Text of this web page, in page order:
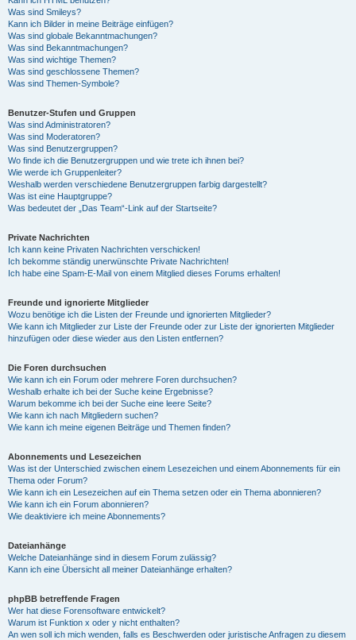
Was sind Smileys?
Kann ich Bilder in meine Beiträge einfügen?
Was sind globale Bekanntmachungen?
Was sind Bekanntmachungen?
Was sind wichtige Themen?
Was sind geschlossene Themen?
Was sind Themen-Symbole?
Benutzer-Stufen und Gruppen
Was sind Administratoren?
Was sind Moderatoren?
Was sind Benutzergruppen?
Wo finde ich die Benutzergruppen und wie trete ich ihnen bei?
Wie werde ich Gruppenleiter?
Weshalb werden verschiedene Benutzergruppen farbig dargestellt?
Was ist eine Hauptgruppe?
Was bedeutet der „Das Team“-Link auf der Startseite?
Private Nachrichten
Ich kann keine Privaten Nachrichten verschicken!
Ich bekomme ständig unerwünschte Private Nachrichten!
Ich habe eine Spam-E-Mail von einem Mitglied dieses Forums erhalten!
Freunde und ignorierte Mitglieder
Wozu benötige ich die Listen der Freunde und ignorierten Mitglieder?
Wie kann ich Mitglieder zur Liste der Freunde oder zur Liste der ignorierten Mitglieder
hinzufügen oder diese wieder aus den Listen entfernen?
Die Foren durchsuchen
Wie kann ich ein Forum oder mehrere Foren durchsuchen?
Weshalb erhalte ich bei der Suche keine Ergebnisse?
Warum bekomme ich bei der Suche eine leere Seite?
Wie kann ich nach Mitgliedern suchen?
Wie kann ich meine eigenen Beiträge und Themen finden?
Abonnements und Lesezeichen
Was ist der Unterschied zwischen einem Lesezeichen und einem Abonnements für ein
Thema oder Forum?
Wie kann ich ein Lesezeichen auf ein Thema setzen oder ein Thema abonnieren?
Wie kann ich ein Forum abonnieren?
Wie deaktiviere ich meine Abonnements?
Dateianhänge
Welche Dateianhänge sind in diesem Forum zulässig?
Kann ich eine Übersicht all meiner Dateianhänge erhalten?
phpBB betreffende Fragen
Wer hat diese Forensoftware entwickelt?
Warum ist Funktion x oder y nicht enthalten?
An wen soll ich mich wenden, falls es Beschwerden oder juristische Anfragen zu diesem